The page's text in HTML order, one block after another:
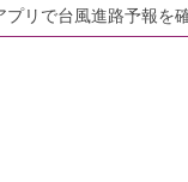
プリで台風進路予報を